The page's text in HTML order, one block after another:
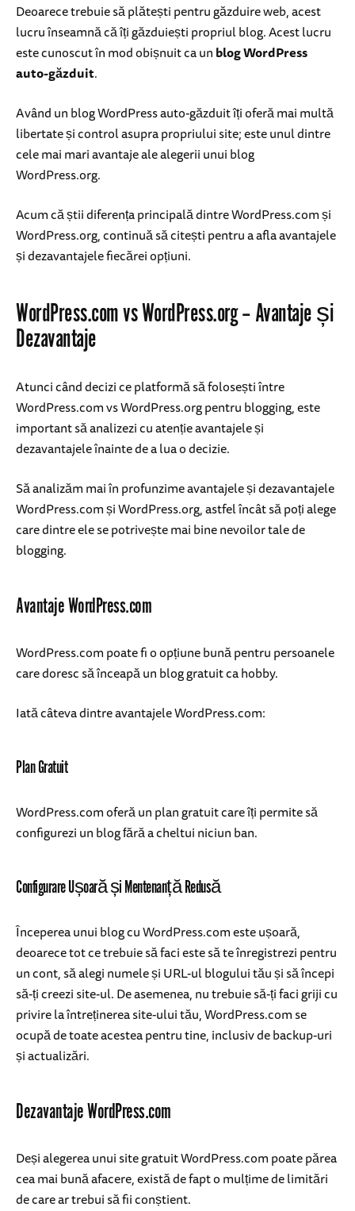
Deoarece trebuie să plătești pentru găzduire web, acest
lucru înseamnă că îți găzduiești propriul blog. Acest lucru
este cunoscut în mod obișnuit ca unblog WordPress
auto-găzduit.
Având un blog WordPress auto-găzduit îți oferă mai multă
libertate și control asupra propriului site; este unul dintre
cele mai mari avantaje ale alegerii unui blog
WordPress.org.
Acum că știi diferența principală dintre WordPress.com și
WordPress.org, continuă să citești pentru a afla avantajele
și dezavantajele fiecărei opțiuni.
WordPress.com vs WordPress.org – Avantaje și
Dezavantaje
Atunci când decizi ce platformă să folosești între
WordPress.com vs WordPress.org pentru blogging, este
important să analizezi cu atenție avantajele și
dezavantajele înainte de a lua o decizie.
Să analizăm mai în profunzime avantajele și dezavantajele
WordPress.com și WordPress.org, astfel încât să poți alege
care dintre ele se potrivește mai bine nevoilor tale de
blogging.
Avantaje WordPress.com
WordPress.com poate fi o opțiune bună pentru persoanele
care doresc să înceapă un blog gratuit ca hobby.
Iată câteva dintre avantajele WordPress.com:
Plan Gratuit
WordPress.com oferă un plan gratuit care îți permite să
configurezi un blog fără a cheltui niciun ban.
Configurare Ușoară și Mentenanță Redusă
Începerea unui blog cu WordPress.com este ușoară,
deoarece tot ce trebuie să faci este să te înregistrezi pentru
un cont, să alegi numele și URL-ul blogului tău și să începi
să-ți creezi site-ul. De asemenea, nu trebuie să-ți faci griji cu
privire la întreținerea site-ului tău, WordPress.com se
ocupă de toate acestea pentru tine, inclusiv de backup-uri
și actualizări.
Dezavantaje WordPress.com
Deși alegerea unui site gratuit WordPress.com poate părea
cea mai bună afacere, există de fapt o mulțime de limitări
de care ar trebui să fii conștient.